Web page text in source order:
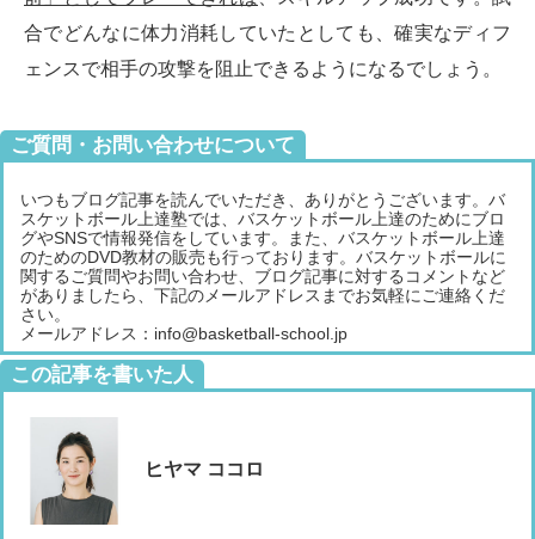
合でどんなに体力消耗していたとしても、確実なディフ
ェンスで相手の攻撃を阻止できるようになるでしょう。
ご質問・お問い合わせについて
いつもブログ記事を読んでいただき、ありがとうございます。バ
スケットボール上達塾では、バスケットボール上達のためにブロ
グやSNSで情報発信をしています。また、バスケットボール上達
のためのDVD教材の販売も行っております。バスケットボールに
関するご質問やお問い合わせ、ブログ記事に対するコメントなど
がありましたら、下記のメールアドレスまでお気軽にご連絡くだ
さい。
メールアドレス：info@basketball-school.jp
この記事を書いた人
ヒヤマ ココロ